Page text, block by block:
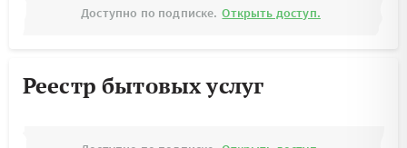
Доступно по подписке. Открыть доступ.
Реестр бытовых услуг